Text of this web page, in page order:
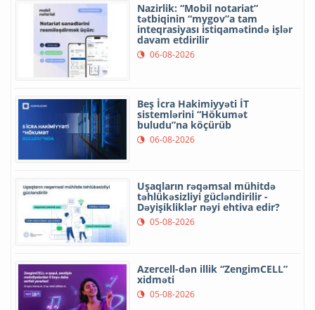
Nazirlik: “Mobil notariat”
tətbiqinin “mygov”a tam
inteqrasiyası istiqamətində işlər
davam etdirilir
06-08-2026
Beş İcra Hakimiyyəti İT
sistemlərini “Hökumət
buludu”na köçürüb
06-08-2026
Uşaqların rəqəmsal mühitdə
təhlükəsizliyi gücləndirilir -
Dəyişikliklər nəyi ehtiva edir?
05-08-2026
Azercell-dən illik “ZengimCELL”
xidməti
05-08-2026